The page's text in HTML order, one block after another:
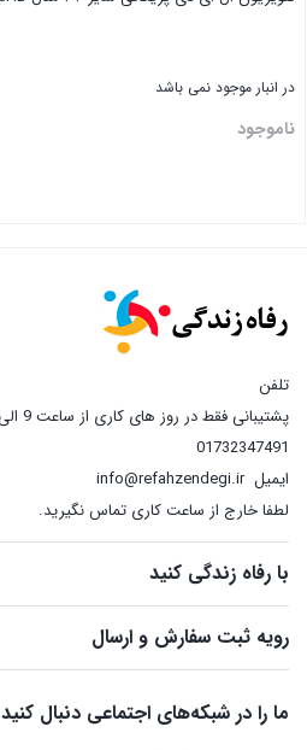
در انبار موجود نمی باشد
ناموجود
تلفن
پشتیبانی فقط در روز های کاری از ساعت 9 الی 13 و 17 الی 20، 09022442002
01732347491
ایمیلinfo@refahzendegi.ir
لطفا خارج از ساعت کاری تماس نگیرید.
با رفاه زندگی کنید
رویه ثبت سفارش و ارسال
ما را در شبکه‌های اجتماعی دنبال کنید